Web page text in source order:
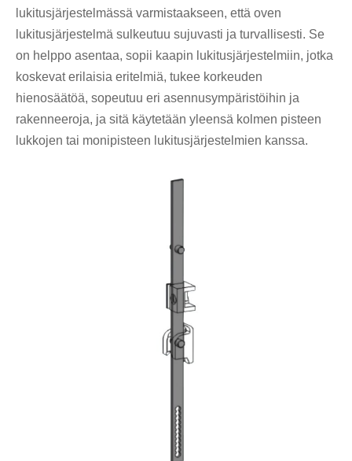
lukitusjärjestelmässä varmistaakseen, että oven
lukitusjärjestelmä sulkeutuu sujuvasti ja turvallisesti. Se
on helppo asentaa, sopii kaapin lukitusjärjestelmiin, jotka
koskevat erilaisia ​​eritelmiä, tukee korkeuden
hienosäätöä, sopeutuu eri asennusympäristöihin ja
rakenneeroja, ja sitä käytetään yleensä kolmen pisteen
lukkojen tai monipisteen lukitusjärjestelmien kanssa.